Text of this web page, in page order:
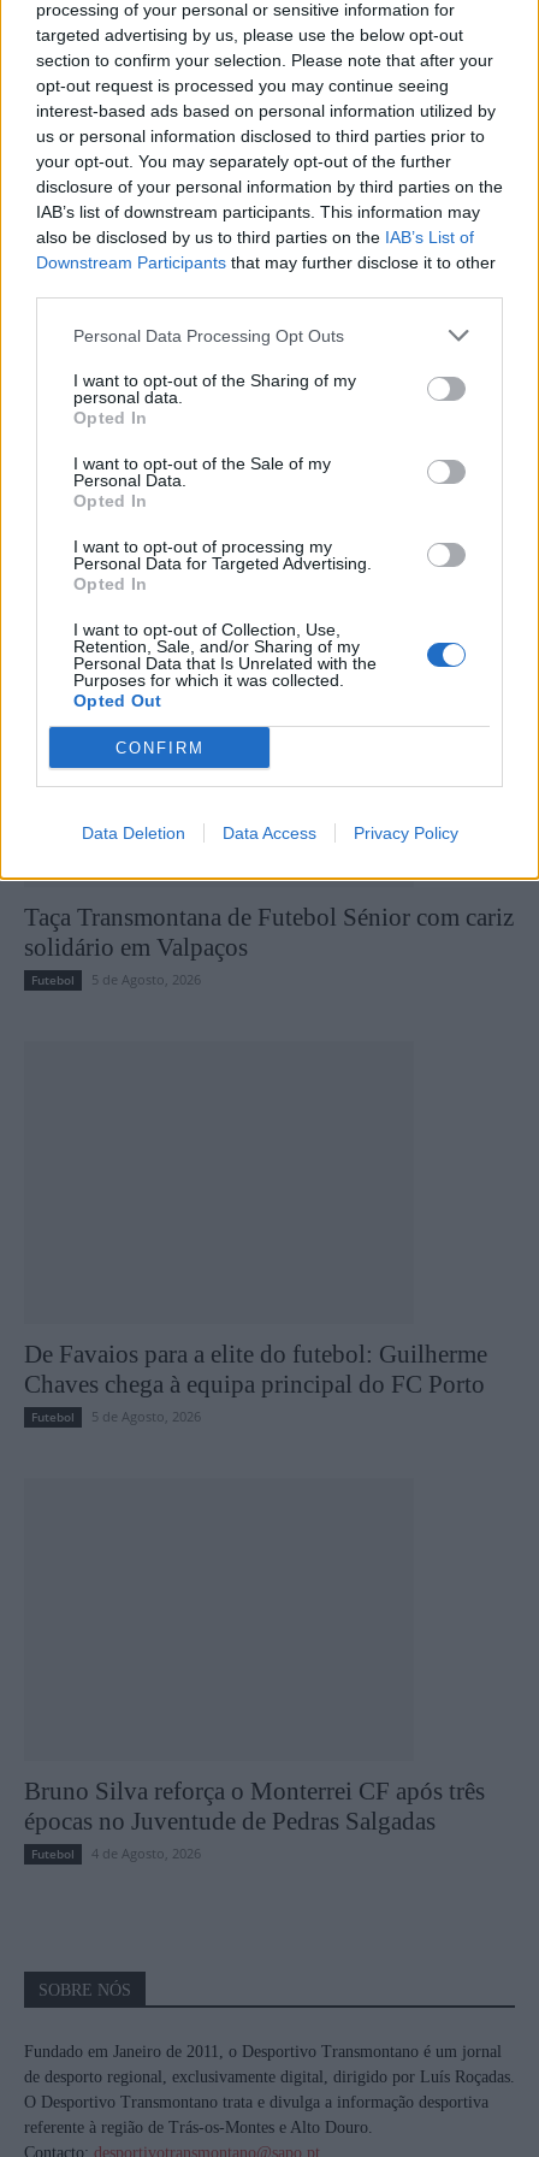
processing of your personal or sensitive information for
targeted advertising by us, please use the below opt-out
section to confirm your selection. Please note that after your
opt-out request is processed you may continue seeing
interest-based ads based on personal information utilized by
us or personal information disclosed to third parties prior to
your opt-out. You may separately opt-out of the further
disclosure of your personal information by third parties on the
IAB’s list of downstream participants. This information may
also be disclosed by us to third parties on the IAB’s List of
Downstream Participants that may further disclose it to other
Personal Data Processing Opt Outs
I want to opt-out of the Sharing of my
personal data.
Opted In
I want to opt-out of the Sale of my
Personal Data.
Opted In
I want to opt-out of processing my
Personal Data for Targeted Advertising.
Opted In
I want to opt-out of Collection, Use,
Retention, Sale, and/or Sharing of my
Personal Data that Is Unrelated with the
Purposes for which it was collected.
Opted Out
CONFIRM
Data Deletion Data Access Privacy Policy
Municipal, envolvendo várias gerações de atletas, incluindo
antigos campeões das épocas de 1984/85 e 1992/93. A
celebração dos 80 anos foi um tributo ao percurso de dedicação
e paixão do SCMF na vida desportiva e social de Mesão Frio.
Artigo anterior
Reguense Andreia Gonçalves
Nacional de Futsal
Próximo artigo
vitória e volta mais rápida
Últimas notícias
Taça Transmontana de Futebol Sénior com cariz
solidário em Valpaços
Futebol 5 de Agosto, 2026
De Favaios para a elite do futebol: Guilherme
Chaves chega à equipa principal do FC Porto
Futebol 5 de Agosto, 2026
Bruno Silva reforça o Monterrei CF após três
épocas no Juventude de Pedras Salgadas
Futebol 4 de Agosto, 2026
SOBRE NÓS
Fundado em Janeiro de 2011, o Desportivo Transmontano é um jornal
de desporto regional, exclusivamente digital, dirigido por Luís Roçadas.
O Desportivo Transmontano trata e divulga a informação desportiva
referente à região de Trás-os-Montes e Alto Douro.
Contacto: desportivotransmontano@sapo.pt